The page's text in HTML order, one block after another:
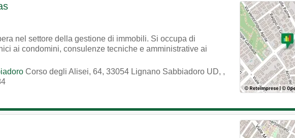
nel settore della gestione di immobili. Si occupa di
ai condomini, consulenze tecniche e amministrative ai
Corso degli Alisei, 64, 33054 Lignano Sabbiadoro UD, ,